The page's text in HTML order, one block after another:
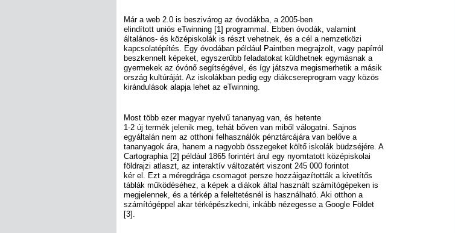
Már a web 2.0 is beszivárog az óvodákba, a 2005-ben
elindított uniós eTwinning [1] programmal. Ebben óvodák, valamint
általános- és középiskolák is részt vehetnek, és a cél a nemzetközi
kapcsolatépítés. Egy óvodában például Paintben megrajzolt, vagy papírról
beszkennelt képeket, egyszerűbb feladatokat küldhetnek egymásnak a
gyermekek az óvónő segítségével, és így játszva megismerhetik a másik
ország kultúráját. Az iskolákban pedig egy diákcsereprogram vagy közös
kirándulások alapja lehet az eTwinning.
Most több ezer magyar nyelvű tananyag van, és hetente
1-2 új termék jelenik meg, tehát bőven van miből válogatni. Sajnos
egyáltalán nem az otthoni felhasználók pénztárcájára van belőve a
tananyagok ára, hanem a nagyobb összegeket költő iskolák büdzséjére. A
Cartographia [2] például 1865 forintért árul egy nyomtatott középiskolai
földrajzi atlaszt, az interaktív változatért viszont 245 000 forintot
kér el. Ezt a méregdrága csomagot persze hozzáigazították a kivetítős
táblák működéséhez, a képek a diákok által használt számítógépeken is
megjelennek, és a térkép a feleltetésnél is használható. Aki otthon a
számítógéppel akar térképészkedni, inkább nézegesse a Google Földet
[3].